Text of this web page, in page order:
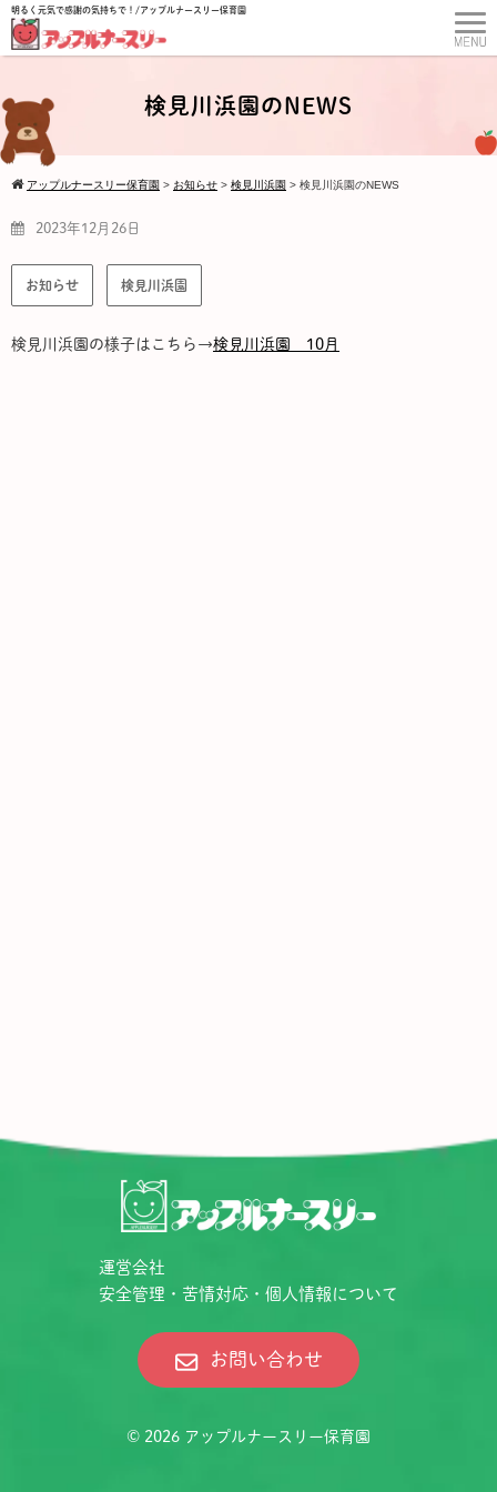
明るく元気で感謝の気持ちで！/アップルナースリー保育園
検見川浜園のNEWS
アップルナースリー保育園 > お知らせ > 検見川浜園 > 検見川浜園のNEWS
2023年12月26日
お知らせ 検見川浜園
検見川浜園の様子はこちら→検見川浜園 10月
運営会社
安全管理・苦情対応・個人情報について
お問い合わせ
© 2026 アップルナースリー保育園